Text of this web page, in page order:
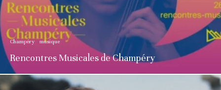
Champéry musique
Rencontres Musicales de Champéry